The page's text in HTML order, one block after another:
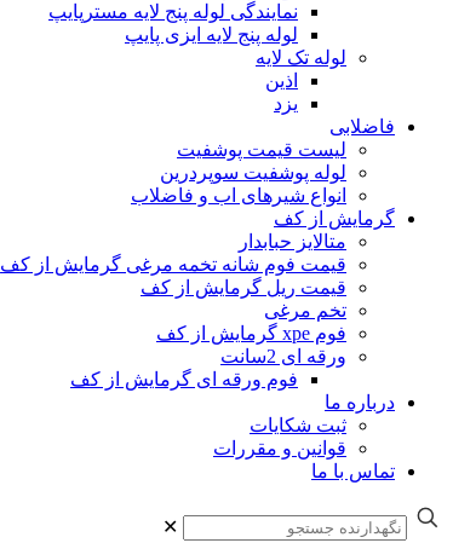
نمایندگی لوله پنج لایه مسترپایپ
لوله پنج لایه ایزی پایپ
لوله تک لایه
اذین
یزد
فاضلابی
لیست قیمت پوشفیت
لوله پوشفیت سوپردرین
انواع شیرهای اب و فاضلاب
گرمایش از کف
متالایز حبابدار
قیمت فوم شانه تخمه مرغی گرمایش از کف
قیمت ریل گرمایش از کف
تخم مرغی
فوم xpe گرمایش از کف
ورقه ای 2سانت
فوم ورقه ای گرمایش از کف
درباره ما
ثبت شکایات
قوانین و مقررات
تماس با ما
✕